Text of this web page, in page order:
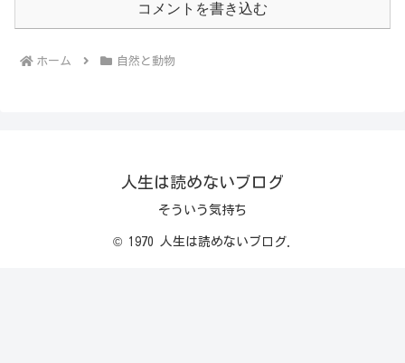
コメントを書き込む
ホーム 自然と動物
人生は読めないブログ
そういう気持ち
© 1970 人生は読めないブログ.